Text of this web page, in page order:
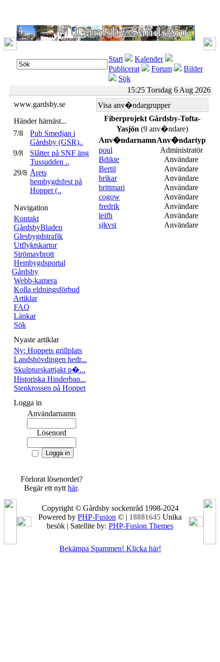
Start
Kalender
Publicerat
Forum
Bilder
Sök
15:25 Torsdag 6 Aug 2026
www.gardsby.se
Händer härnäst...
7/8
Pub Smedjan i
Gårdsby (GSR)..
9/8
Slåtter på SNF äng
Tussudden ..
29/8 Årets
hembygdsfest på
Hoppet (..
Navigation
Kontakt
GårdsbyBladen
Glesbygdstrafik
Utflyktskartor
Strömavbrott
Hembygdsportal
Gårdsby
Webb-kamera
Kolla eldningsförbud
Artiklar
FAQ
Länkar
Sök
Nyaste artiklar
Ny: Hoppets grillplats
Landshövdingen hedr...
Skulpturskattjakt p�...
Historiska Hinderban...
Stenkrossen på Hoppet
Logga in
Användarnamn
Lösenord
Förlorat lösenordet?
Begär ett nytt här.
Visa anv�ndargrupper
Fiberprojekt Gårdsby-Tofta-
Yasjön (9 anv�ndare)
Anv�ndarnamnAnv�ndartyp
poul
Administratör
Bdikte
Användare
Bertil
Användare
brikar
Användare
brittmari
Användare
cogow
Användare
fredrik
Användare
leifh
Användare
sjkvst
Användare
Copyright © Gårdsby sockenråd 1998-2024
Powered by PHP-Fusion © | 18881645 Unika
besök | Satellite by: PHP-Fusion Themes
Bekämpa Spammen! Klicka här!